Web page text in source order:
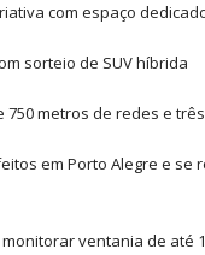
com espaço
sorteio de SUV híbrida
metros de redes e
em Porto Alegre e se
ventania de até